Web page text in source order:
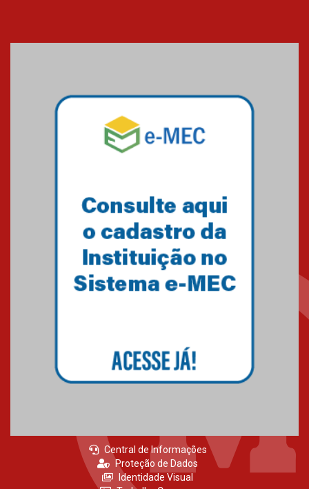
Mackenzie mobiliza campanha
solidária para apoiar famílias em
Minas Gerais
Primeiro culto do ano ressalta o
27.02.2026
Central de Informações
Proteção de Dados
Identidade Visual